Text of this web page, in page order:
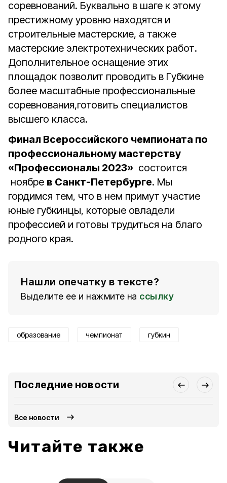
соревнований. Буквально в шаге к этому
престижному уровню находятся и
строительные мастерские, а также
мастерские электротехнических работ.
Дополнительное оснащение этих
площадок позволит проводить в Губкине
более масштабные профессиональные
соревнования,готовить специалистов
высшего класса.
Финал Всероссийского чемпионата по
профессиональному мастерству
«Профессионалы 2023» состоится
ноябре в Санкт-Петербурге. Мы
гордимся тем, что в нем примут участие
юные губкинцы, которые овладели
профессией и готовы трудиться на благо
родного края.
Нашли опечатку в тексте?
Выделите ее и нажмите на ссылку
образование чемпионат губкин
Последние новости
Все новости
Читайте также